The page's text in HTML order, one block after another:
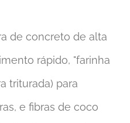
de concreto de alta
rápido, "farinha
triturada) para
e fibras de coco